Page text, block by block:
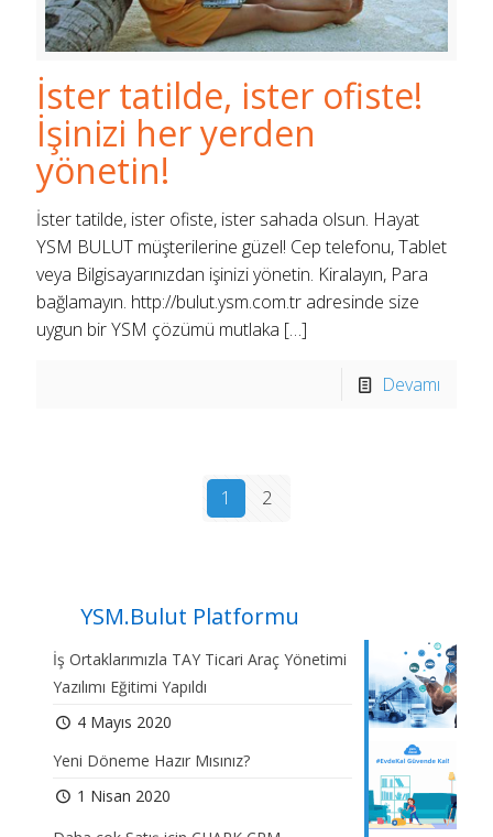
İster tatilde, ister ofiste!
İşinizi her yerden
yönetin!
İster tatilde, ister ofiste, ister sahada olsun. Hayat
YSM BULUT müşterilerine güzel! Cep telefonu, Tablet
veya Bilgisayarınızdan işinizi yönetin. Kiralayın, Para
bağlamayın. http://bulut.ysm.com.tr adresinde size
uygun bir YSM çözümü mutlaka […]
Devamı
1 2
YSM.Bulut Platformu
İş Ortaklarımızla TAY Ticari Araç Yönetimi
Yazılımı Eğitimi Yapıldı
4 Mayıs 2020
Yeni Döneme Hazır Mısınız?
1 Nisan 2020